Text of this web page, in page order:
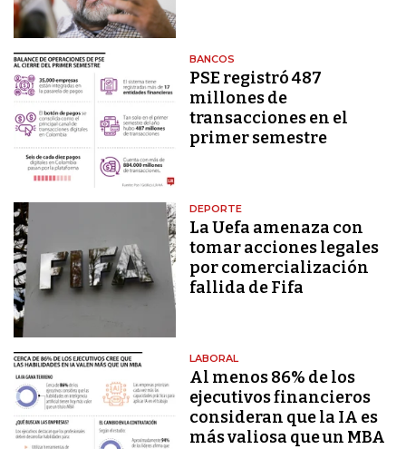
BANCOS
PSE registró 487
millones de
transacciones en el
primer semestre
DEPORTE
La Uefa amenaza con
tomar acciones legales
por comercialización
fallida de Fifa
LABORAL
Al menos 86% de los
ejecutivos financieros
consideran que la IA es
más valiosa que un MBA